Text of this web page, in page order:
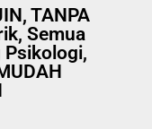
TANPA
Semua
Psikologi,